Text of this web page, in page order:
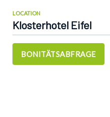
LOCATION
Klosterhotel Eifel
BONITÄTSABFRAGE